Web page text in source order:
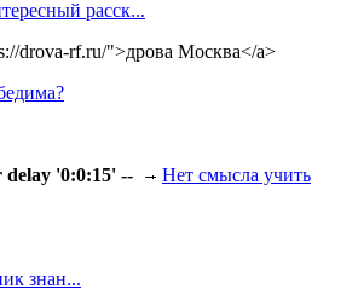
расск...
drova-rf.ru/">дрова Москва</a>
'0:0:15' --
Нет смысла учить
знан...